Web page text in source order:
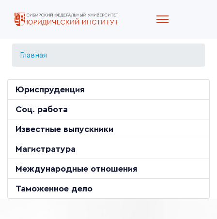
Главная
Юриспруденция
Соц. работа
Известные выпускники
Магистратура
Международные отношения
Таможенное дело